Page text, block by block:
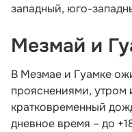
западный, юго-
Мезмай и
В Мезмае и Гуамке
прояснениями, утром
кратковременный
дневное время – до